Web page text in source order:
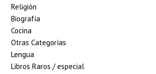
Religión
Biografía
Cocina
Otras Categorías
Lengua
Libros Raros / especial